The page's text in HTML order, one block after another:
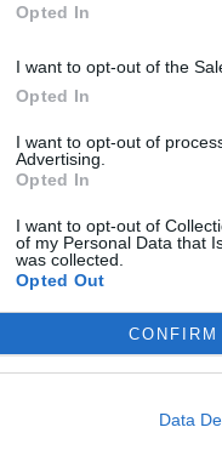
Opted In
I want to opt-out of the
Opted In
I want to opt-out of
Advertising.
Opted In
I want to opt-out of
of my Personal Data that
was collected.
Opted Out
CONFIRM
Data
Σκάφος